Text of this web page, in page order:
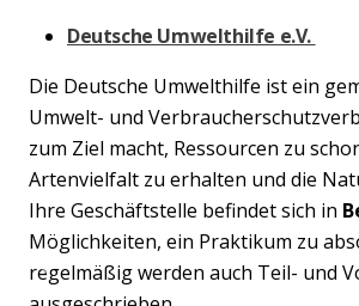
Previous
Deutsche Umwelthilfe e.V.
Die Deutsche Umwelthilfe ist ein
Umwelt- und
zum Ziel macht, Ressourcen zu
Artenvielfalt zu erhalten und die
Ihre Geschäftstelle befindet sich in
Möglichkeiten, ein Praktikum zu
regelmäßig werden auch Teil- und